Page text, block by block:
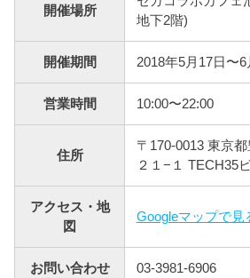
開催場所
地下2階)
開催期間 2018年5月17日〜6
営業時間 10:00〜22:00
住所
〒170-0013 東京
２１−１ TECH35
アクセス・地
図
Googleマップで見
お問い合わせ 03-3981-6906